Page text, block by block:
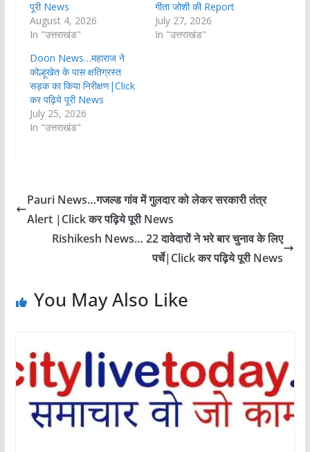
पूरी News
August 4, 2026
In "उत्तराखंड"
गीता जोशी की Report
July 27, 2026
In "उत्तराखंड"
Doon News…महाराज ने
कोल्हूखेत के पास क्षतिग्रस्त
सड़क का किया निरीक्षण|Click
कर पढ़िये पूरी News
July 25, 2026
In "उत्तराखंड"
Pauri News…गजल्ड गांव में गुलदार को लेकर सरकारी तंत्र
Alert |Click कर पढ़िये पूरी News
Rishikesh News… 22 दावेदारों ने भरे बार चुनाव के लिए
पर्चे|Click कर पढ़िये पूरी News
You May Also Like